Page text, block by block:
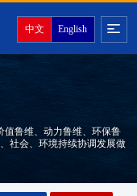
中文 English
值鲁维、动力鲁维、环保鲁
社会、环境持续协调发展做